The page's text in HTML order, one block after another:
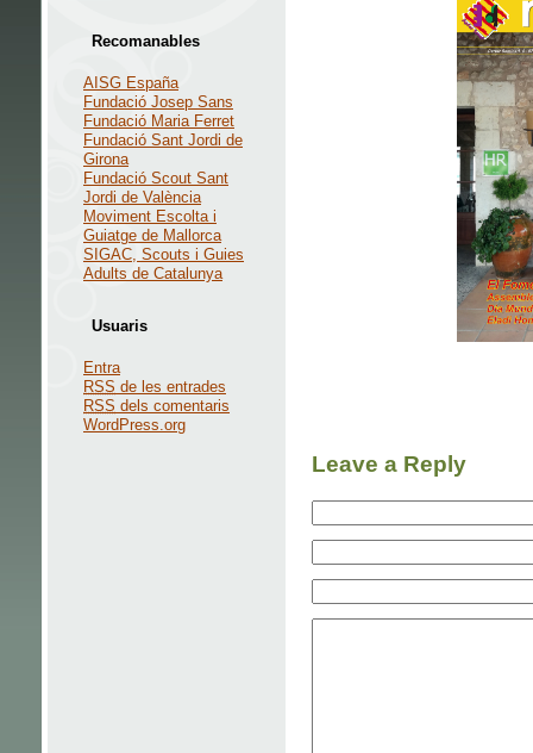
Recomanables
AISG España
Fundació Josep Sans
Fundació Maria Ferret
Fundació Sant Jordi de
Girona
Fundació Scout Sant
Jordi de València
Moviment Escolta i
Guiatge de Mallorca
SIGAC, Scouts i Guies
Adults de Catalunya
Usuaris
Entra
RSS de les entrades
RSS dels comentaris
WordPress.org
Leave a Reply